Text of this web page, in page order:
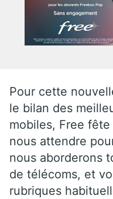
Pour cette
le bilan des
mobiles, Free
nous attendre
nous aborderons
de télécoms, et
rubriques